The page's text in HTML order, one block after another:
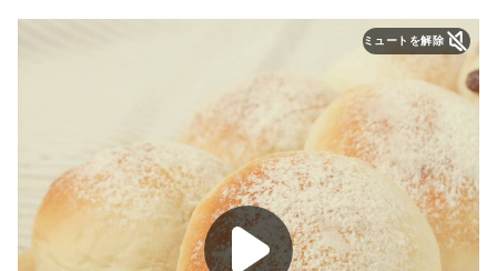
ミュートを解除